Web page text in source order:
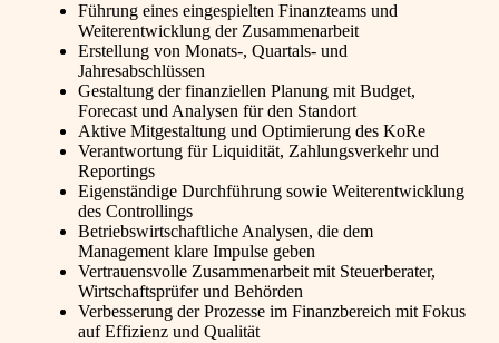
Führung eines eingespielten Finanzteams und
Weiterentwicklung der Zusammenarbeit
Erstellung von Monats-, Quartals- und
Jahresabschlüssen
Gestaltung der finanziellen Planung mit Budget,
Forecast und Analysen für den Standort
Aktive Mitgestaltung und Optimierung des KoRe
Verantwortung für Liquidität, Zahlungsverkehr und
Reportings
Eigenständige Durchführung sowie Weiterentwicklung
des Controllings
Betriebswirtschaftliche Analysen, die dem
Management klare Impulse geben
Vertrauensvolle Zusammenarbeit mit Steuerberater,
Wirtschaftsprüfer und Behörden
Verbesserung der Prozesse im Finanzbereich mit Fokus
auf Effizienz und Qualität